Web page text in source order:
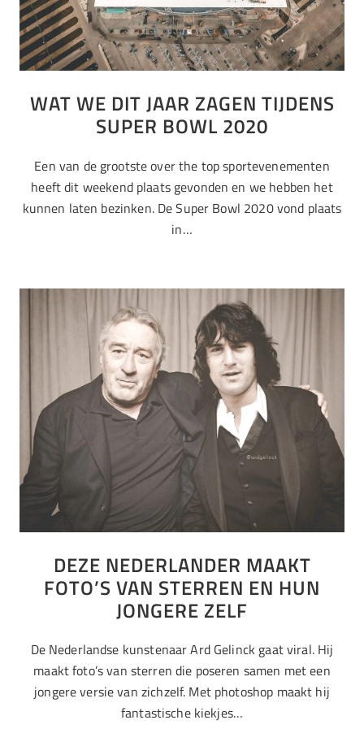
WAT WE DIT JAAR ZAGEN TIJDENS
SUPER BOWL 2020
Een van de grootste over the top sportevenementen
heeft dit weekend plaats gevonden en we hebben het
kunnen laten bezinken. De Super Bowl 2020 vond plaats
in…
DEZE NEDERLANDER MAAKT
FOTO’S VAN STERREN EN HUN
JONGERE ZELF
De Nederlandse kunstenaar Ard Gelinck gaat viral. Hij
maakt foto’s van sterren die poseren samen met een
jongere versie van zichzelf. Met photoshop maakt hij
fantastische kiekjes…